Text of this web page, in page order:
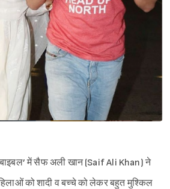
Sign in
बाइबल’ में सैफ अली खान (Saif Ali Khan) ने
को शादी व बच्चे को लेकर बहुत मुश्किल